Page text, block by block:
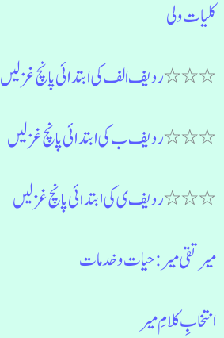
کلیات ولی
٭٭٭ردیف الف کی ابتدائی پانچ غزلیں
٭٭٭ردیف ب کی ابتدائی پانچ غزلیں
٭٭٭ردیف ی کی ابتدائی پانچ غزلیں
میر تقی میر: حیات و خدمات
انتخابِ کلامِ میر